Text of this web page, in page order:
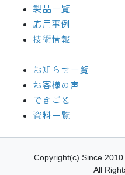
製品一覧
応用事例
技術情報
お知らせ一覧
お客様の声
できごと
資料一覧
Copyright(c) Since 2010.
All